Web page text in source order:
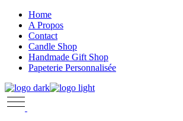
Skip
content
Home
A Propos
Contact
Candle Shop
Handmade Gift Shop
Papeterie Personnalisée